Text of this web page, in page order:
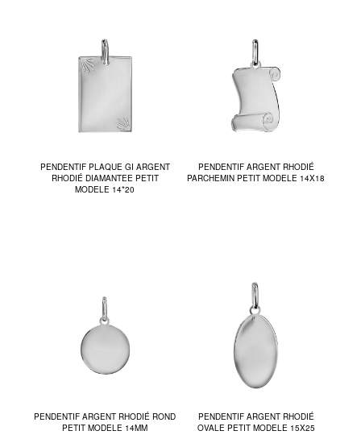
PENDENTIF PLAQUE GI ARGENT
RHODIÉ DIAMANTEE PETIT
MODELE 14*20
PENDENTIF ARGENT RHODIÉ
PARCHEMIN PETIT MODELE 14X18
PENDENTIF ARGENT RHODIÉ ROND
PETIT MODELE 14MM
PENDENTIF ARGENT RHODIÉ
OVALE PETIT MODELE 15X25